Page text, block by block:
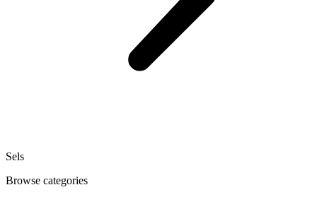
Sels
Browse categories